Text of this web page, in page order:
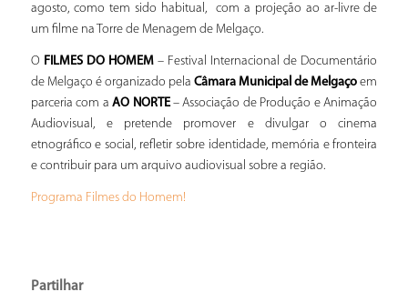
agosto, como tem sido habitual, com a projeção ao ar-livre de
um filme na Torre de Menagem de Melgaço.
O FILMES DO HOMEM– Festival Internacional de Documentário
de Melgaço é organizado pelaCâmara Municipal de Melgaço em
parceria com aAO NORTE– Associação de Produção e Animação
Audiovisual, e pretende promover e divulgar o cinema
etnográfico e social, refletir sobre identidade, memória e fronteira
e contribuir para um arquivo audiovisual sobre a região.
Programa Filmes do Homem!
Partilhar